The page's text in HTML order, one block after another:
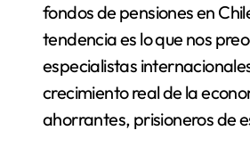
fondos de pensiones en
tendencia es lo que nos
especialistas
crecimiento real de la
ahorrantes, prisioneros de